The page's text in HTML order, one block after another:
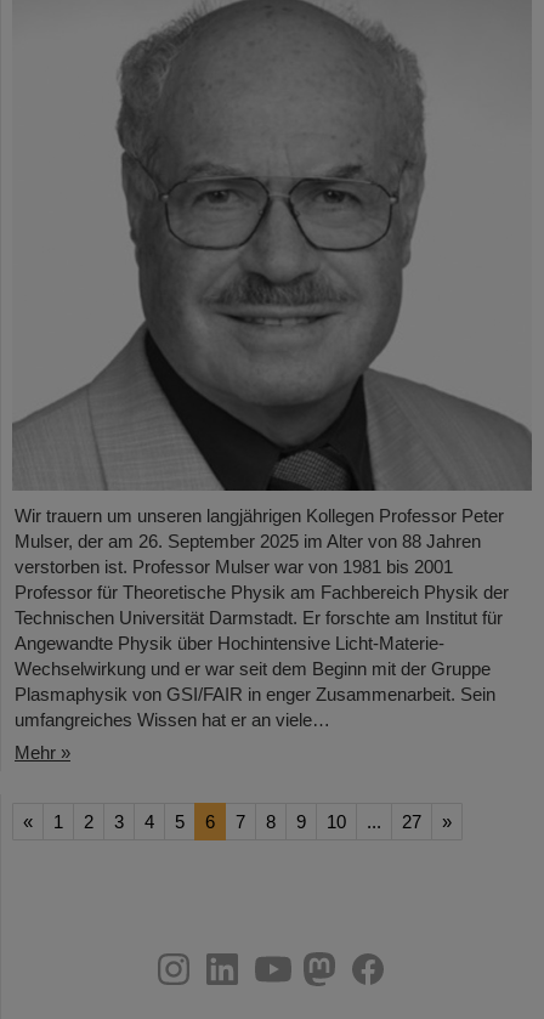
Wir trauern um unseren langjährigen Kollegen Professor Peter
Mulser, der am 26. September 2025 im Alter von 88 Jahren
verstorben ist. Professor Mulser war von 1981 bis 2001
Professor für Theoretische Physik am Fachbereich Physik der
Technischen Universität Darmstadt. Er forschte am Institut für
Angewandte Physik über Hochintensive Licht-Materie-
Wechselwirkung und er war seit dem Beginn mit der Gruppe
Plasmaphysik von GSI/FAIR in enger Zusammenarbeit. Sein
umfangreiches Wissen hat er an viele…
Mehr »
« 1 2 3 4 5 6 7 8 9 10 ... 27 »
youtube
helmholtz.social
facebook